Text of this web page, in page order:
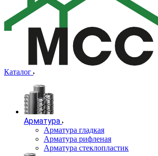
Каталог
Арматура
Арматура гладкая
Арматура рифленая
Арматура стеклопластик